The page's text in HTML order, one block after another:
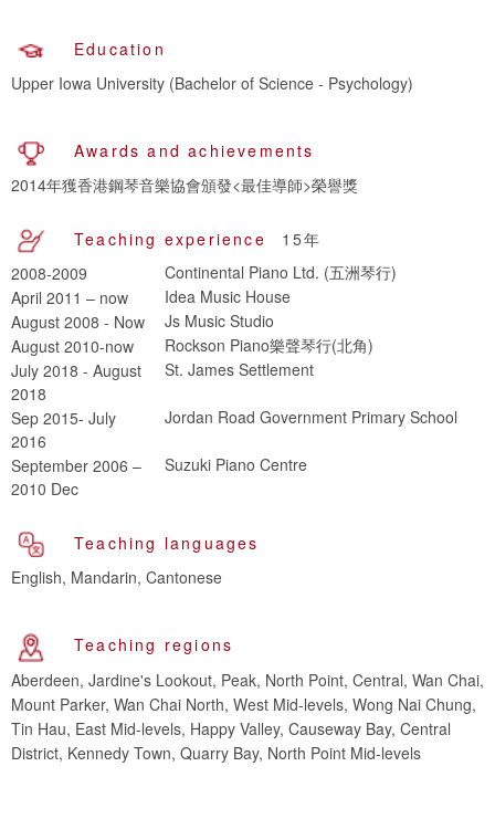
Education
Awards and achievements
2014年獲香港鋼琴音樂協會頒發<最佳導師>榮譽獎
Teaching experience
15年
2008-2009
Continental Piano Ltd. (五洲琴行)
April 2011 – now
Idea Music House
August 2008 - Now
Js Music Studio
August 2010-now
Rockson Piano樂聲琴行(北角)
July 2018 - August
2018
St. James Settlement
Sep 2015- July
2016
Jordan Road Government Primary School
September 2006 –
2010 Dec
Suzuki Piano Centre
Teaching languages
English, Mandarin, Cantonese
Teaching regions
Aberdeen, Jardine's Lookout, Peak, North Point, Central, Wan Chai,
Mount Parker, Wan Chai North, West Mid-levels, Wong Nai Chung,
Tin Hau, East Mid-levels, Happy Valley, Causeway Bay, Central
District, Kennedy Town, Quarry Bay, North Point Mid-levels